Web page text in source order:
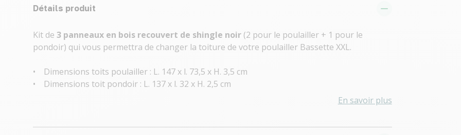
Détails produit
Kit de 3 panneaux en bois recouvert de shingle noir (2 pour le poulailler + 1 pour le
pondoir) qui vous permettra de changer la toiture de votre poulailler Bassette XXL.
• Dimensions toits poulailler : L. 147 x l. 73,5 x H. 3,5 cm
• Dimensions toit pondoir : L. 137 x l. 32 x H. 2,5 cm
En savoir plus